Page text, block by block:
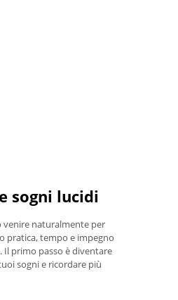
sogni lucidi
venire naturalmente per
pratica, tempo e impegno
Il primo passo è diventare
sogni e ricordare più